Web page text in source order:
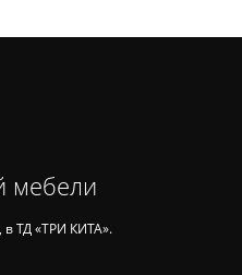
мебели
в ТД «ТРИ КИТА».